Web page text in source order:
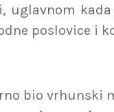
uglavnom
poslovice i
bio vrhunski